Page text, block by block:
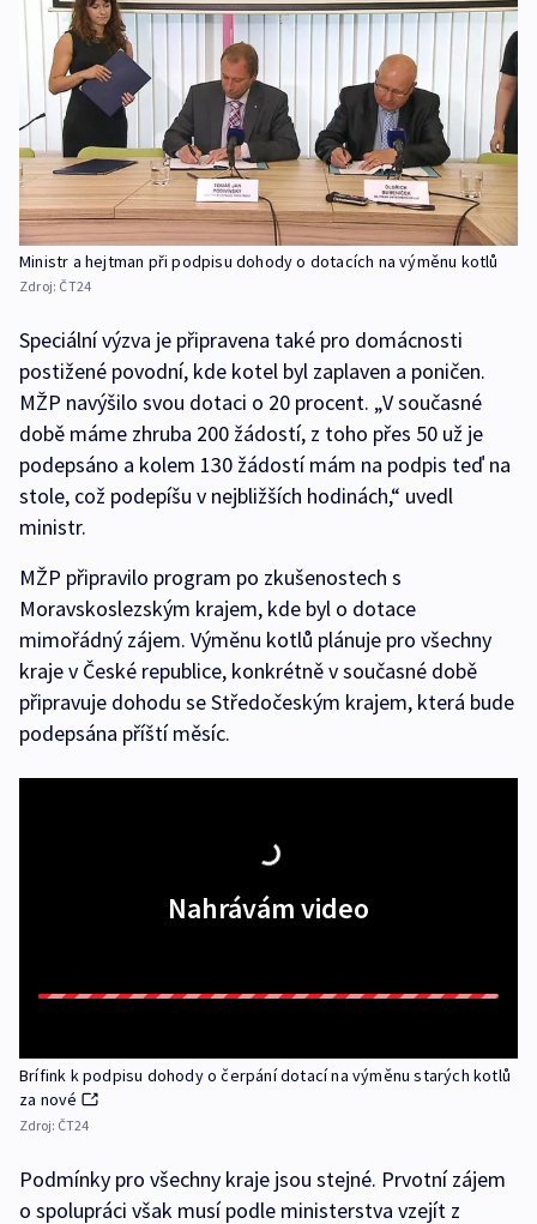
Ministr a hejtman při podpisu dohody o dotacích na výměnu kotlů
Zdroj: ČT24
Speciální výzva je připravena také pro domácnosti
postižené povodní, kde kotel byl zaplaven a poničen.
MŽP navýšilo svou dotaci o 20 procent. „V současné
době máme zhruba 200 žádostí, z toho přes 50 už je
podepsáno a kolem 130 žádostí mám na podpis teď na
stole, což podepíšu v nejbližších hodinách,“ uvedl
ministr.
MŽP připravilo program po zkušenostech s
Moravskoslezským krajem, kde byl o dotace
mimořádný zájem. Výměnu kotlů plánuje pro všechny
kraje v České republice, konkrétně v současné době
připravuje dohodu se Středočeským krajem, která bude
podepsána příští měsíc.
Nahrávám video
Brífink k podpisu dohody o čerpání dotací na výměnu starých kotlů
za nové
Zdroj: ČT24
Podmínky pro všechny kraje jsou stejné. Prvotní zájem
o spolupráci však musí podle ministerstva vzejít z